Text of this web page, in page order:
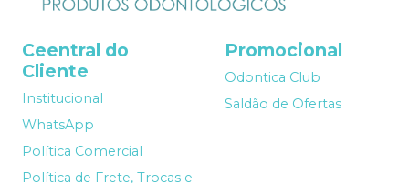
Ceentral do
Cliente
Institucional
WhatsApp
Política Comercial
Política de Frete, Trocas e
Promocional
Odontica Club
Saldão de Ofertas